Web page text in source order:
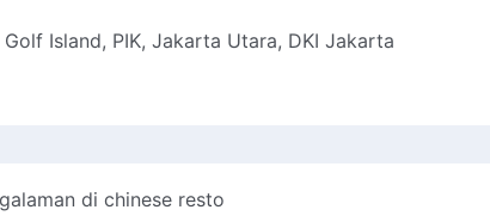
Island, PIK, Jakarta Utara, DKI Jakarta
di chinese resto